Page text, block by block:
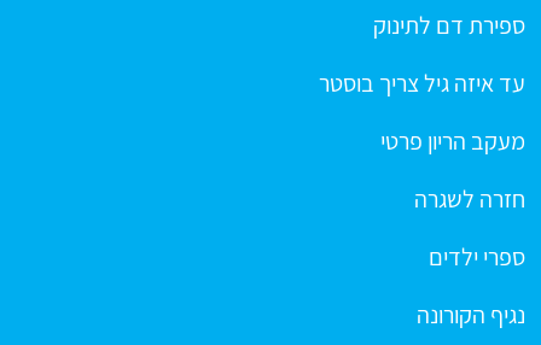
ספירת דם לתינוק
עד איזה גיל צריך בוסטר
מעקב הריון פרטי
חזרה לשגרה
ספרי ילדים
נגיף הקורונה